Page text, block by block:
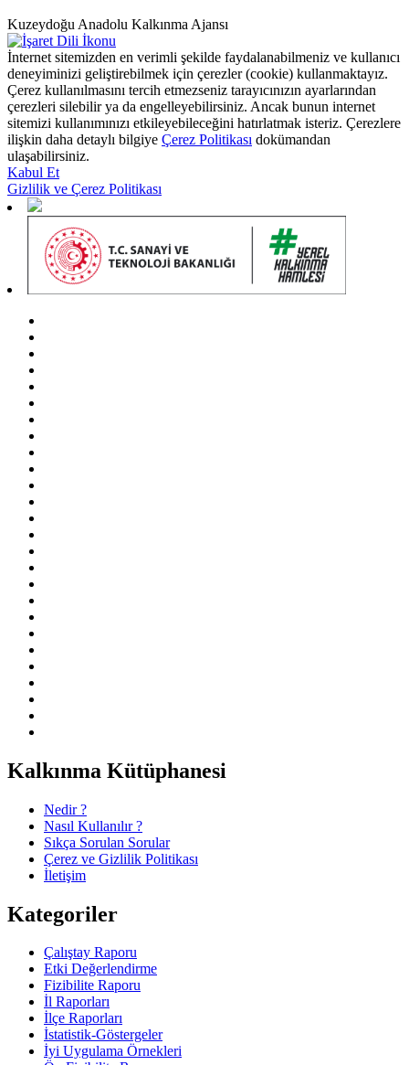
Kuzeydoğu Anadolu Kalkınma Ajansı
İnternet sitemizden en verimli şekilde faydalanabilmeniz ve kullanıcı
deneyiminizi geliştirebilmek için çerezler (cookie) kullanmaktayız.
Çerez kullanılmasını tercih etmezseniz tarayıcınızın ayarlarından
çerezleri silebilir ya da engelleyebilirsiniz. Ancak bunun internet
sitemizi kullanımınızı etkileyebileceğini hatırlatmak isteriz. Çerezlere
ilişkin daha detaylı bilgiye Çerez Politikası dokümandan
ulaşabilirsiniz.
Kabul Et
Gizlilik ve Çerez Politikası
Kalkınma Kütüphanesi
Nedir ?
Nasıl Kullanılır ?
Sıkça Sorulan Sorular
Çerez ve Gizlilik Politikası
İletişim
Kategoriler
Çalıştay Raporu
Etki Değerlendirme
Fizibilite Raporu
İl Raporları
İlçe Raporları
İstatistik-Göstergeler
İyi Uygulama Örnekleri